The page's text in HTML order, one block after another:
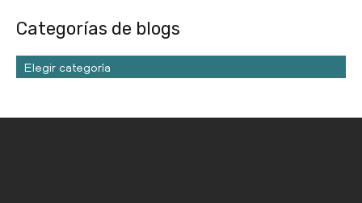
Categorías de blogs
Elegir categoría